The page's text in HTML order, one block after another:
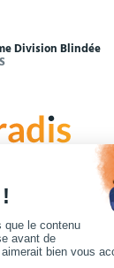
Division Blindée
de mobilier
locales, des
écoles.